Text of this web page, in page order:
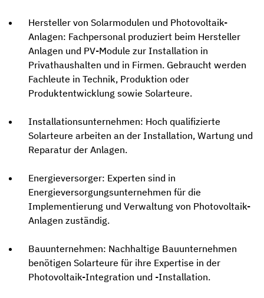
Hersteller von Solarmodulen und Photovoltaik-
Anlagen: Fachpersonal produziert beim Hersteller
Anlagen und PV-Module zur Installation in
Privathaushalten und in Firmen. Gebraucht werden
Fachleute in Technik, Produktion oder
Produktentwicklung sowie Solarteure.
Installationsunternehmen: Hoch qualifizierte
Solarteure arbeiten an der Installation, Wartung und
Reparatur der Anlagen.
Energieversorger: Experten sind in
Energieversorgungsunternehmen für die
Implementierung und Verwaltung von Photovoltaik-
Anlagen zuständig.
Bauunternehmen: Nachhaltige Bauunternehmen
benötigen Solarteure für ihre Expertise in der
Photovoltaik-Integration und -Installation.